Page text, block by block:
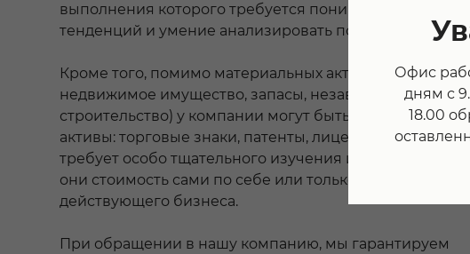
Офис
дням с
18.00
выполнения которого требуется понимание рыночных
тенденций и умение анализировать показатели в
Кроме того, помимо материальных активов
недвижимое имущество, запасы, незавершенное
строительство) у компании могут быть
активы: торговые знаки, патенты, лицензии, которые
требует особо тщательного изучения и понимания
они стоимость сами по себе или только в составе
действующего бизнеса.
При обращении в нашу компанию, мы гарантируем